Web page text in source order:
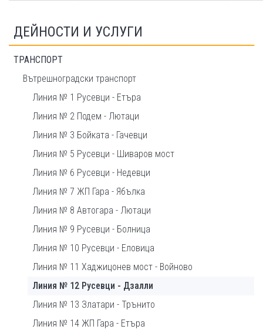
ДЕЙНОСТИ И УСЛУГИ
ТРАНСПОРТ
Вътрешноградски транспорт
Линия № 1 Русевци - Етъра
Линия № 2 Подем - Лютаци
Линия № 3 Бойката - Гачевци
Линия № 5 Русевци - Шиваров мост
Линия № 6 Русевци - Недевци
Линия № 7 ЖП Гара - Ябълка
Линия № 8 Автогара - Лютаци
Линия № 9 Русевци - Болница
Линия № 10 Русевци - Еловица
Линия № 11 Хаджицонев мост - Войново
Линия № 12 Русевци - Дзалли
Линия № 13 Златари - Трънито
Линия № 14 ЖП Гара - Етъра